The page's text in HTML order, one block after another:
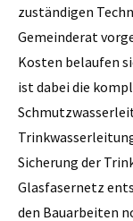
zuständigen
Gemeinderat
Kosten belaufen
ist dabei die
Sicherung der
Glasfasernetz
den Bauarbeiten